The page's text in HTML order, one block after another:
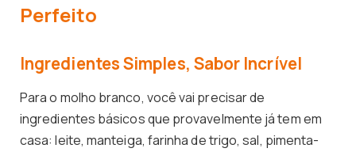
Perfeito
Ingredientes Simples, Sabor Incrível
Para o molho branco, você vai precisar de
ingredientes básicos que provavelmente já tem em
casa: leite, manteiga, farinha de trigo, sal, pimenta-